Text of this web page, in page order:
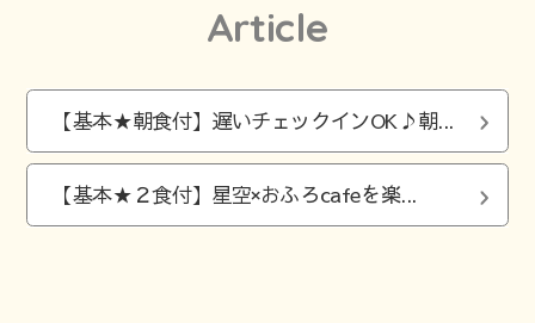
Article
【基本★朝食付】遅いチェックインOK♪朝...
【基本★２食付】星空×おふろcafeを楽...